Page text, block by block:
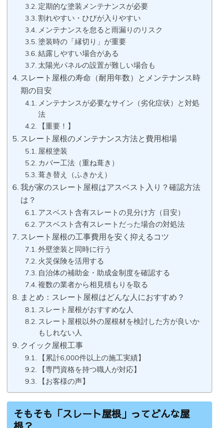
定期的な塗装メンテナンスが必要
割れやすい・ひびが入りやすい
メンテナンスを怠ると雨漏りのリスク
塗装時の「縁切り」が重要
結露しやすい場合がある
太陽光パネルの設置が難しい場合も
スレート屋根の寿命（耐用年数）とメンテナンス時
期の目安
メンテナンスが必要なサイン（劣化症状）と対処
法
【重要！】
スレート屋根のメンテナンス方法と費用相場
屋根塗装
カバー工法（重ね葺き）
葺き替え（ふきかえ）
我が家のスレート屋根はアスベスト入り？確認方法
は？
アスベスト含有スレートの見分け方（目安）
アスベスト含有スレートだった場合の対処法
スレート屋根の工事費用を安く抑えるコツ
外壁塗装と同時に行う
火災保険を活用する
自治体の補助金・助成金制度を確認する
複数の業者から相見積もりを取る
まとめ：スレート屋根はどんな人におすすめ？
スレート屋根がおすすめな人
スレート屋根以外の屋根材を検討した方が良いか
もしれない人
クイック屋根工事
【累計6,000件以上の施工実績】
【専門資格を持つ職人が対応】
【お客様の声】
そもそも「スレート屋根」ってどんな屋